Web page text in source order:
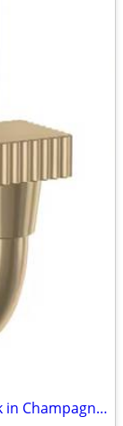
Simple Square 2 7/8" Single Prong Hook in Champagne Bronze